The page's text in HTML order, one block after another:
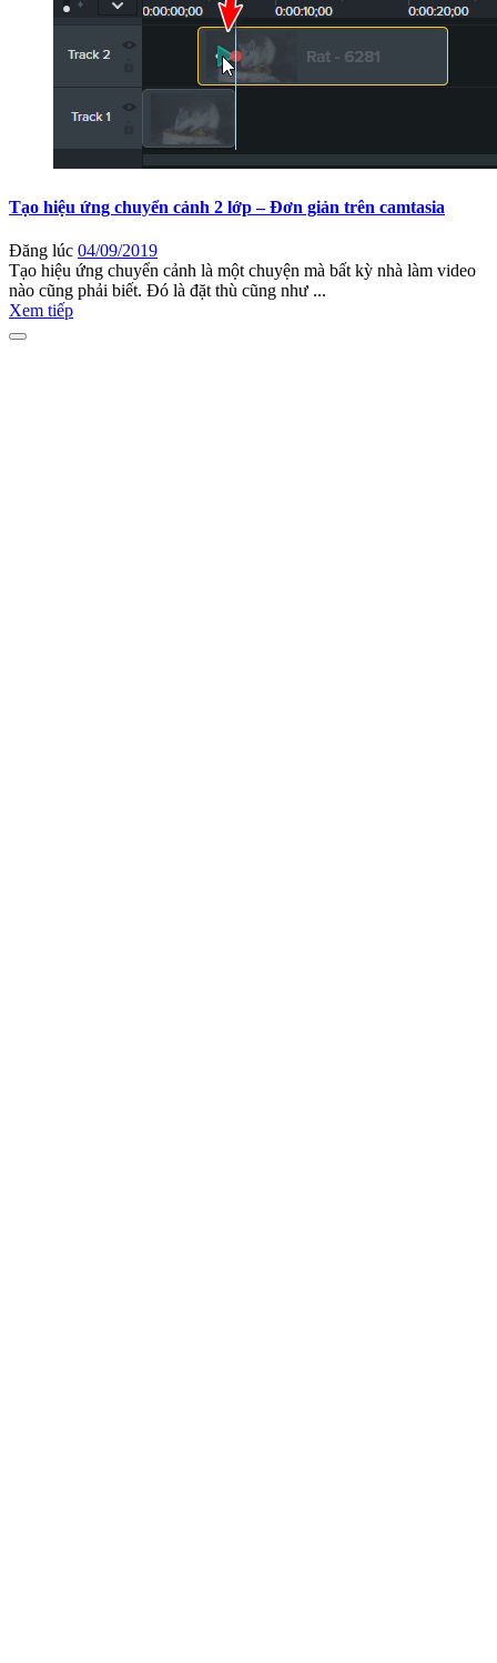
Tạo hiệu ứng chuyển cảnh 2 lớp – Đơn giản trên camtasia
Đăng lúc 04/09/2019
Tạo hiệu ứng chuyển cảnh là một chuyện mà bất kỳ nhà làm video
nào cũng phải biết. Đó là đặt thù cũng như ...
Xem tiếp